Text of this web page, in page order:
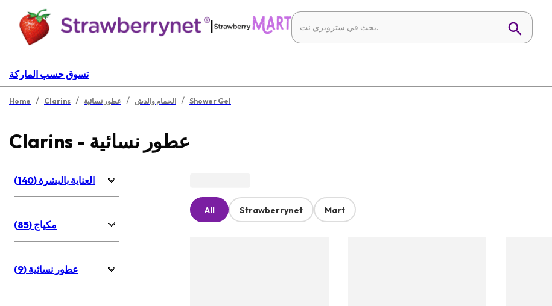
|
تسوق حسب الماركة
Home / Clarins / عطور نسائية / الحمام والدش / Shower Gel
Clarins - عطور نسائية
العناية بالبشرة (140)
مكياج (85)
عطور نسائية (9)
All Strawberrynet Mart